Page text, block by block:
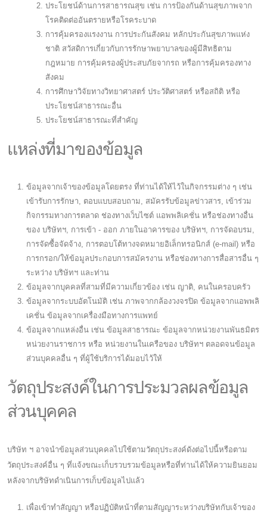
ประโยชน์ด้านการสาธารณสุข เช่น การป้องกันด้านสุขภาพจาก
โรคติดต่ออันตรายหรือโรคระบาด
การคุ้มครองแรงงาน การประกันสังคม หลักประกันสุขภาพแห่ง
ชาติ สวัสดิการเกี่ยวกับการรักษาพยาบาลของผู้มีสิทธิตาม
กฎหมาย การคุ้มครองผู้ประสบภัยจากรถ หรือการคุ้มครองทาง
สังคม
การศึกษาวิจัยทางวิทยาศาสตร์ ประวัติศาสตร์ หรือสถิติ หรือ
ประโยชน์สาธารณะอื่น
ประโยชน์สาธารณะที่สำคัญ
แหล่งที่มาของข้อมูล
ข้อมูลจากเจ้าของข้อมูลโดยตรง ที่ท่านได้ให้ไว้ในกิจกรรมต่าง ๆ เช่น
เข้ารับการรักษา, ตอบแบบสอบถาม, สมัครรับข้อมูลข่าวสาร, เข้าร่วม
กิจกรรมทางการตลาด ช่องทางเว็บไซต์ แอพพลิเคชั่น หรือช่องทางอื่น
ของ บริษัทฯ, การเข้า - ออก ภายในอาคารของ บริษัทฯ, การจัดอบรม,
การจัดซื้อจัดจ้าง, การตอบโต้ทางจดหมายอิเล็กทรอนิกส์ (e-mail) หรือ
การกรอก/ให้ข้อมูลประกอบการสมัครงาน หรือช่องทางการสื่อสารอื่น ๆ
ระหว่าง บริษัทฯ และท่าน
ข้อมูลจากบุคคลที่สามที่มีความเกี่ยวข้อง เช่น ญาติ, คนในครอบครัว
ข้อมูลจากระบบอัตโนมัติ เช่น ภาพจากกล้องวงจรปิด ข้อมูลจากแอพพลิ
เคชั่น ข้อมูลจากเครื่องมือทางการแพทย์
ข้อมูลจากแหล่งอื่น เช่น ข้อมูลสาธารณะ ข้อมูลจากหน่วยงานพันธมิตร
หน่วยงานราชการ หรือ หน่วยงานในเครือของ บริษัทฯ ตลอดจนข้อมูล
ส่วนบุคคลอื่น ๆ ที่ผู้ใช้บริการได้มอบไว้ให้
วัตถุประสงค์ในการประมวลผลข้อมูล
ส่วนบุคคล
บริษัท ฯ อาจนำข้อมูลส่วนบุคคลไปใช้ตามวัตถุประสงค์ดังต่อไปนี้หรือตาม
วัตถุประสงค์อื่น ๆ ที่แจ้งขณะเก็บรวบรวมข้อมูลหรือที่ท่านได้ให้ความยินยอม
หลังจากบริษัทดำเนินการเก็บข้อมูลไปแล้ว
เพื่อเข้าทำสัญญา หรือปฏิบัติหน้าที่ตามสัญญาระหว่างบริษัทกับเจ้าของ